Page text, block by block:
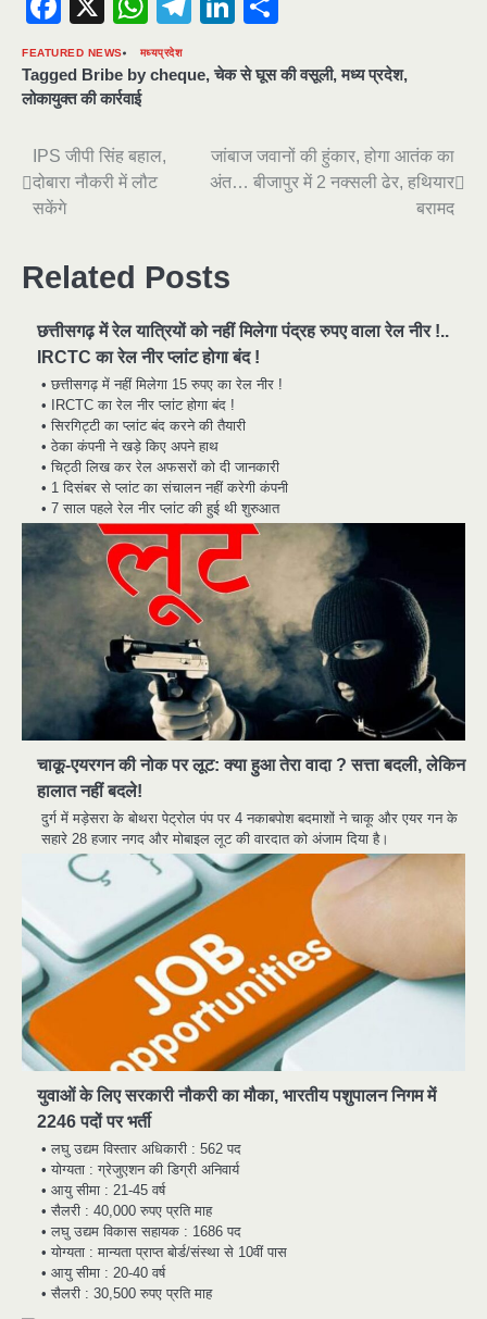
FEATURED NEWS मध्यप्रदेश
Tagged Bribe by cheque,चेक से घूस की वसूली,मध्य प्रदेश,
लोकायुक्त की कार्रवाई
Post
navigation
IPS जीपी सिंह बहाल,
दोबारा नौकरी में लौट
सकेंगे
जांबाज जवानों की हुंकार, होगा आतंक का
अंत… बीजापुर में 2 नक्सली ढेर, हथियार
बरामद
Related Posts
छत्तीसगढ़ में रेल यात्रियों को नहीं मिलेगा पंद्रह रुपए वाला रेल नीर !..
IRCTC का रेल नीर प्लांट होगा बंद !
• छत्तीसगढ़ में नहीं मिलेगा 15 रुपए का रेल नीर !
• IRCTC का रेल नीर प्लांट होगा बंद !
• सिरगिट्टी का प्लांट बंद करने की तैयारी
• ठेका कंपनी ने खड़े किए अपने हाथ
• चिट्ठी लिख कर रेल अफसरों को दी जानकारी
• 1 दिसंबर से प्लांट का संचालन नहीं करेगी कंपनी
• 7 साल पहले रेल नीर प्लांट की हुई थी शुरुआत
चाकू-एयरगन की नोक पर लूट: क्या हुआ तेरा वादा ? सत्ता बदली, लेकिन
हालात नहीं बदले!
दुर्ग में मड़ेसरा के बोथरा पेट्रोल पंप पर 4 नकाबपोश बदमाशों ने चाकू और एयर गन के
सहारे 28 हजार नगद और मोबाइल लूट की वारदात को अंजाम दिया है।
युवाओं के लिए सरकारी नौकरी का मौका, भारतीय पशुपालन निगम में
2246 पदों पर भर्ती
• लघु उद्यम विस्तार अधिकारी : 562 पद
• योग्यता : ग्रेजुएशन की डिग्री अनिवार्य
• आयु सीमा : 21-45 वर्ष
• सैलरी : 40,000 रुपए प्रति माह
• लघु उद्यम विकास सहायक : 1686 पद
• योग्यता : मान्यता प्राप्त बोर्ड/संस्था से 10वीं पास
• आयु सीमा : 20-40 वर्ष
• सैलरी : 30,500 रुपए प्रति माह
मुर्दा हो गया जिंदा: गड्ढे में वाहन को लगा झटका तो
लौट गई सांस
news
राजधानी में डबल मर्डर, 3 माह में 15 मर्डर
news
चीन में नए वायरस ने मचाई तबाही.. इमरजेंसी !